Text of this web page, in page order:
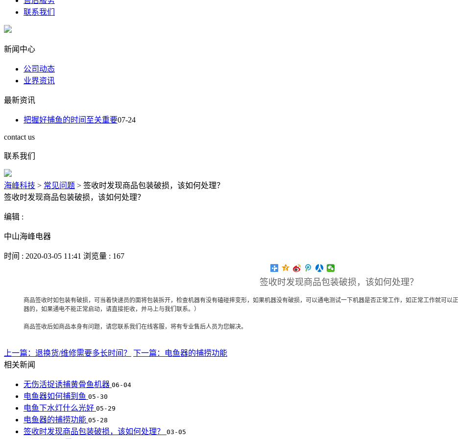
联系我们
新闻中心
公司动态
业界资讯
最新资讯
把握好捕鱼的时间至关重要07-24
contact us
联系我们
海峰科技 > 常见问题 > 签收时发现商品包装破损，该如何处理？
签收时发现商品包装破损，该如何处理？
编辑 :
中山海峰电器
时间 : 2020-03-05 11:41 浏览量 : 167
签收时发现商品包装破损，该如何处理？
商品签收时如包装有破损，可当着快递员的面将包装拆开，检查机器有没有磕碰摔变形，如果机器没有破损，可以通电测试一下机器是否正常工作，如正常工作就可
器的，如果通电不能正常启动，请直接拒收，并马上与我们联系。）
商品签收后如商品本身有问题，请您联系我们在线客服，将有专业售后人员为您解决。
上一篇：退换货/维修需要多长时间？
下一篇：电鱼器的捕捞功能
相关新闻
​无伤活捉诱捕黄骨鱼机器 06-04
电鱼器如何捕到鱼 05-30
电鱼下水灯什么光好 05-29
电鱼器的捕捞功能 05-28
签收时发现商品包装破损，该如何处理？ 03-05